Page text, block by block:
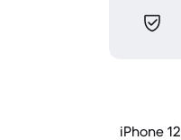
iPhone 12